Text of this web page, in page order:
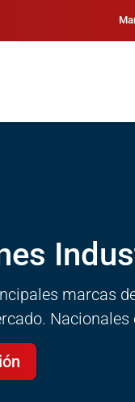
marcas
Nacionales